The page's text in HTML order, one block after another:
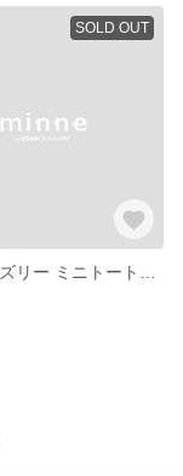
SOLD OUT